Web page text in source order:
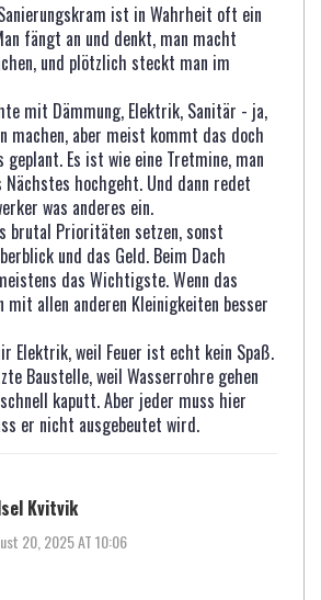
ist in Wahrheit oft ein
fängt an und denkt, man macht
und plötzlich steckt man im
mit Dämmung, Elektrik, Sanitär - ja,
machen, aber meist kommt das doch
Es ist wie eine Tretmine, man
hochgeht. Und dann redet
was anderes ein.
brutal Prioritäten setzen, sonst
und das Geld. Beim Dach
das Wichtigste. Wenn das
mit allen anderen Kleinigkeiten besser
Elektrik, weil Feuer ist echt kein Spaß.
Baustelle, weil Wasserrohre gehen
kaputt. Aber jeder muss hier
er nicht ausgebeutet wird.
Kvitvik
20, 2025 AT 10:06